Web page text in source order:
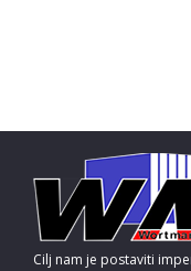
Cilj nam je postaviti